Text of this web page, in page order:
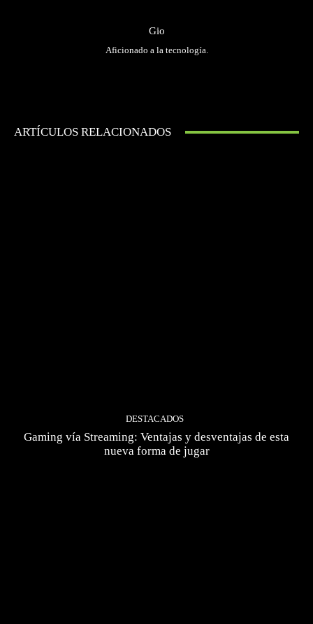
Gio
Aficionado a la tecnología.
ARTÍCULOS RELACIONADOS
DESTACADOS
Gaming vía Streaming: Ventajas y desventajas de esta
nueva forma de jugar